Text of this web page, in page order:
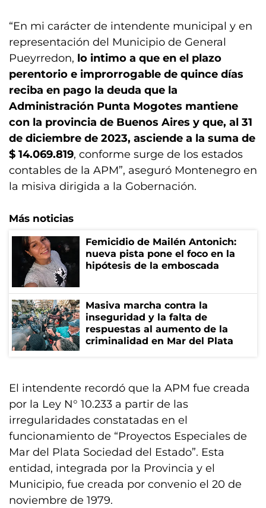
“En mi carácter de intendente municipal y en
representación del Municipio de General
Pueyrredon, lo intimo a que en el plazo
perentorio e improrrogable de quince días
reciba en pago la deuda que la
Administración Punta Mogotes mantiene
con la provincia de Buenos Aires y que, al 31
de diciembre de 2023, asciende a la suma de
$ 14.069.819, conforme surge de los estados
contables de la APM”, aseguró Montenegro en
la misiva dirigida a la Gobernación.
Más noticias
Femicidio de Mailén Antonich:
nueva pista pone el foco en la
hipótesis de la emboscada
Masiva marcha contra la
inseguridad y la falta de
respuestas al aumento de la
criminalidad en Mar del Plata
El intendente recordó que la APM fue creada
por la Ley N° 10.233 a partir de las
irregularidades constatadas en el
funcionamiento de “Proyectos Especiales de
Mar del Plata Sociedad del Estado”. Esta
entidad, integrada por la Provincia y el
Municipio, fue creada por convenio el 20 de
noviembre de 1979.